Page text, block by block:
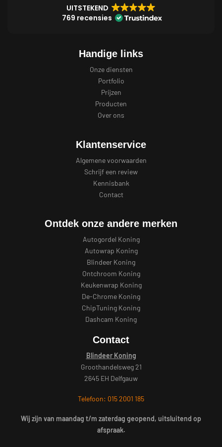
UITSTEKEND
769 recensies
Handige links
Onze diensten
Portfolio
Prijzen
Producten
Over ons
Klantenservice
Algemene voorwaarden
Schrijf een review
Kennisbank
Contact
Ontdek onze andere merken
Autogordel Koning
Autowrap Koning
Blindeer Koning
Ontchroom Koning
Keukenwrap Koning
De-Chrome Koning
ChipTuning Koning
Dashcam Koning
Contact
Blindeer Koning
Groothandelsweg 21
2645 EH Delfgauw
Telefoon: 015 2001 185
Wij zijn van maandag t/m zaterdag geopend, uitsluitend op
afspraak.